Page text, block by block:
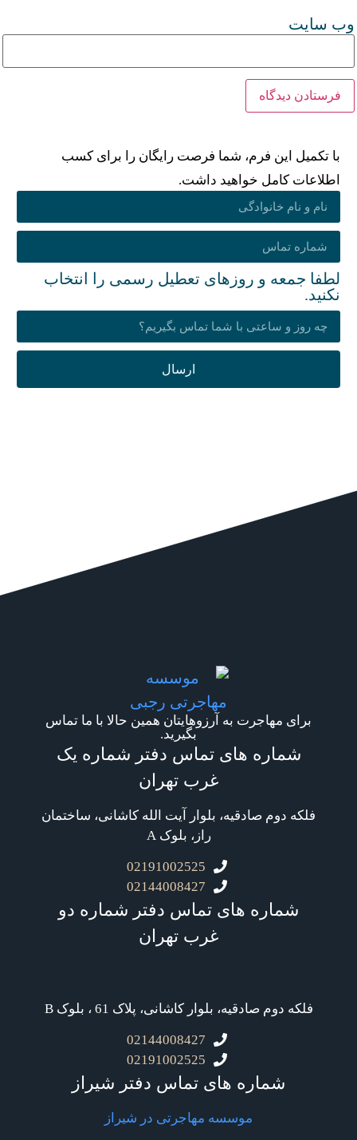
سایت
با تکمیل این فرم، شما فرصت رایگان را برای کسب
اطلاعات کامل خواهید داشت.
لطفا جمعه و روزهای تعطیل رسمی را انتخاب
نکنید.
ارسال
برای مهاجرت به آرزوهایتان همین حالا با ما تماس
بگیرید.
شماره های تماس دفتر شماره یک
غرب تهران
فلکه دوم صادقیه، بلوار آیت الله کاشانی، ساختمان
راز، بلوک A
02191002525
02144008427
شماره های تماس دفتر شماره دو
غرب تهران
فلکه دوم صادقیه، بلوار کاشانی، پلاک 61 ، بلوک B
02144008427
02191002525
شماره های تماس دفتر شیراز
موسسه مهاجرتی در شیراز